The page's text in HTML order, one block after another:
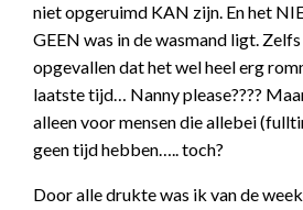
niet opgeruimd KAN zijn. En het
GEEN was in de wasmand ligt.
opgevallen dat het wel heel erg
laatste tijd… Nanny please????
alleen voor mensen die allebei
geen tijd hebben….. toch?
Door alle drukte was ik van de